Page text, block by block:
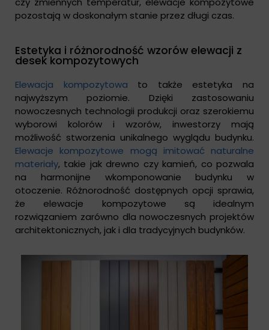
pozostają w doskonałym stanie przez długi czas.
Estetyka i różnorodność wzorów elewacji z
desek kompozytowych
Elewacja kompozytowa to także estetyka na
najwyższym poziomie. Dzięki zastosowaniu
nowoczesnych technologii produkcji oraz szerokiemu
wyborowi kolorów i wzorów, inwestorzy mają
możliwość stworzenia unikalnego wyglądu budynku.
Elewacje kompozytowe mogą imitować naturalne
materiały, takie jak drewno czy kamień, co pozwala
na harmonijne wkomponowanie budynku w
otoczenie. Różnorodność dostępnych opcji sprawia,
że elewacje kompozytowe są idealnym
rozwiązaniem zarówno dla nowoczesnych projektów
architektonicznych, jak i dla tradycyjnych budynków.